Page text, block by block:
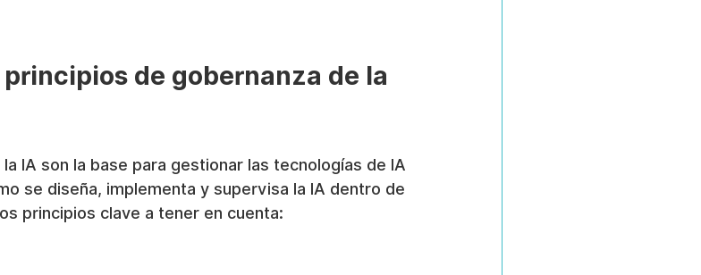
de gobernanza de la
IA son la base para gestionar las tecnologías de IA
se diseña, implementa y supervisa la IA dentro de
principios clave a tener en cuenta: